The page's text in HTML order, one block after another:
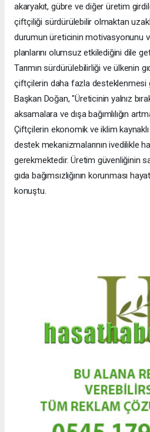
akaryakıt, gübre ve diğer üretim
çiftçiliği sürdürülebilir olmaktan
durumun üreticinin motivasyonunu
planlarını olumsuz etkilediğini dile
Tarımın sürdürülebilirliği ve ülkenin
çiftçilerin daha fazla desteklenmesi
Başkan Doğan, "Üreticinin yalnız
aksamalara ve dışa bağımlılığın
Çiftçilerin ekonomik ve iklim
destek mekanizmalarının ivedilikle
gerekmektedir. Üretim güvenliğinin
gıda bağımsızlığının korunması
konuştu.